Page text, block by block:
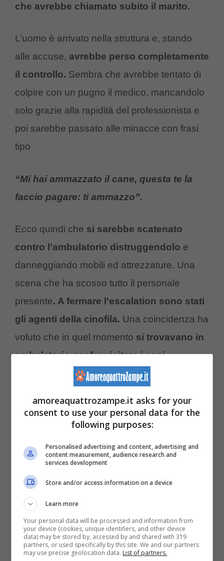
che avrebbe chiamato subito il marito.
L’uomo è arrivato nella struttura e, stando
alle accuse, avrebbe perso completamente
il controllo. Sembra che avrebbe tentato di
colpire con un pugno il medico, mancandolo
solo grazie alla rapidità del professionista e
poi sarebbe passato alle minacce con frasi
tipo
“Mi hai ammazzato il cane, questa te la
faccio pagare: ti ammazzo”.
Ecco quindi che si sarebbe scatenato
contro l’ambulatorio distruggendolo e
danneggiando mobili ed attrezzature. Una
scena che ha scosso tutto il personale
presente. A fermare l’escalation sono stati
gli agenti della cinofila. Una coincidenza ha
voluto che in quel momento si trovavano in
ambulatorio per far visitare i cani
antidroga in servizio.
Sentendo urla e rumori sono intervenuti
immediatamente riportando la calma ed
identificando l’uomo. La perdita di un cane o
di un gatto può rappresentare un grande
trauma perchè per molte persone sono un
membro della propria famiglia.
Ma,quando il dolore diventa aggressività,
il rischio è quello di aggiungere
amoreaquattrozampe.it asks for your
consent to use your personal data for the
following purposes:
Personalised advertising and content, advertising and
content measurement, audience research and
services development
Store and/or access information on a device
Learn more
Your personal data will be processed and information from
your device (cookies, unique identifiers, and other device
data) may be stored by, accessed by and shared with 319
partners, or used specifically by this site. We and our partners
may use precise geolocation data. List of partners.